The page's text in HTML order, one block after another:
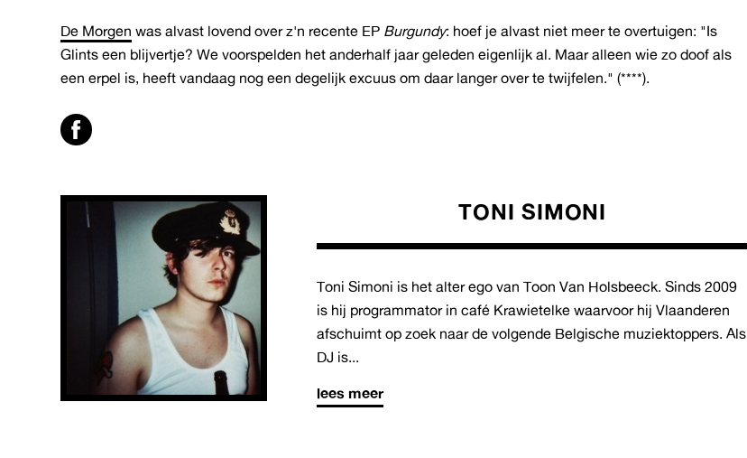
De Morgen was alvast lovend over z'n recente EP Burgundy: hoef je alvast niet meer te overtuigen: "Is
Glints een blijvertje? We voorspelden het anderhalf jaar geleden eigenlijk al. Maar alleen wie zo doof als
een erpel is, heeft vandaag nog een degelijk excuus om daar langer over te twijfelen." (****).
TONI SIMONI
Toni Simoni is het alter ego van Toon Van Holsbeeck. Sinds 2009
is hij programmator in café Krawietelke waarvoor hij Vlaanderen
afschuimt op zoek naar de volgende Belgische muziektoppers. Als
DJ is...
lees meer